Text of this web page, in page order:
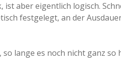
ist aber eigentlich logisch.
festgelegt, an der
lange es noch nicht ganz so